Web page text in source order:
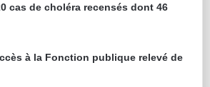
cas de choléra recensés dont 46
à la Fonction publique relevé de